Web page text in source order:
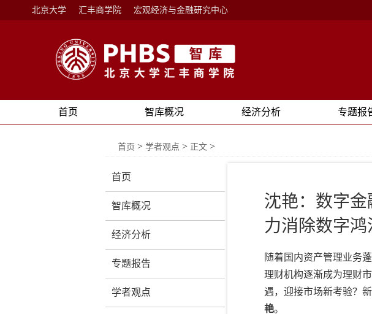
北京大学 汇丰商学院 宏观经济与金融研究中心
首页 智库概况 经济分析 专题报
首页 > 学者观点 > 正文 >
首页
智库概况
经济分析
专题报告
学者观点
沈艳：数字
力消除数字鸿
随着国内资产管理业务
理财机构逐渐成为理财
遇，迎接市场新考验？
艳。